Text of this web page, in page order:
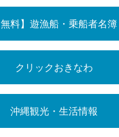
無料】遊漁船・乗船者名簿
クリックおきなわ
沖縄観光・生活情報